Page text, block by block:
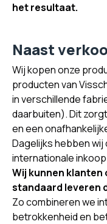
het resultaat.
Naast
Wij kopen onze
producten van
in verschillende
daarbuiten). Dit
en een
Dagelijks hebben
internationale
Wij kunnen klanten
standaard leveren
Zo combineren we
betrokkenheid en